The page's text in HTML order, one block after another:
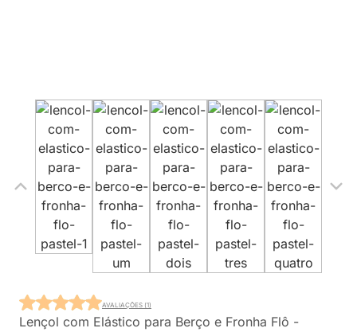
Lençol com Elástico para Berço e Fronha Flô -
AVALIAÇÕES (1)